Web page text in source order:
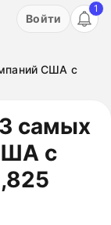
3 дня!
Войти
1
США с
самых
с